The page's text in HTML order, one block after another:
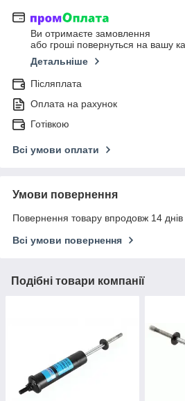
Ви отримаєте замовлення
або гроші повернуться на вашу
Детальніше
Післяплата
Оплата на рахунок
Готівкою
Всі умови оплати
Умови повернення
Повернення товару впродовж 14 днів
Всі умови повернення
Подібні товари компанії